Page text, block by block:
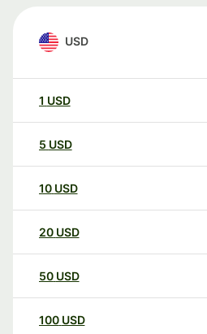
USD
1 USD
5 USD
10 USD
20 USD
50 USD
100 USD